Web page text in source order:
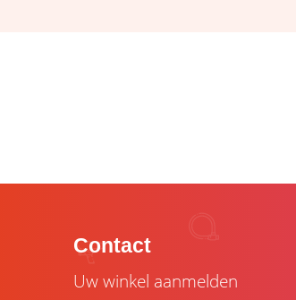
Contact
Uw winkel aanmelden